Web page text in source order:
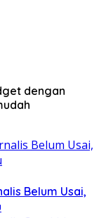
dengan
Belum Usai,